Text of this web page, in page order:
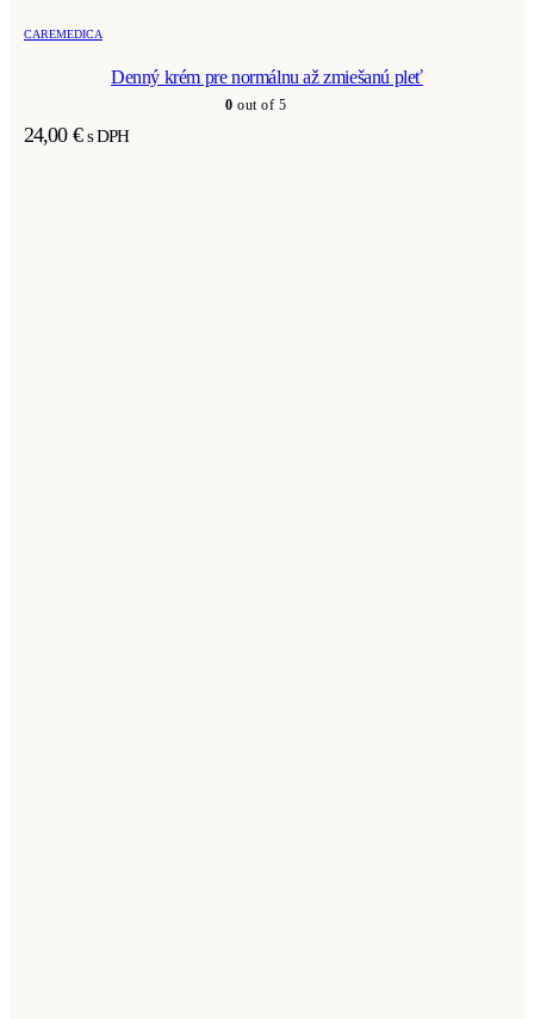
CAREMEDICA
Denný krém pre normálnu až zmiešanú pleť
0 out of 5
24,00 € s DPH